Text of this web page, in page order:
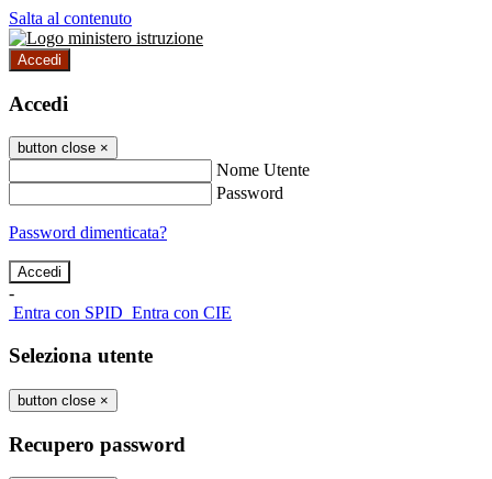
Salta al contenuto
Accedi
Accedi
button close ×
Nome Utente
Password
Password dimenticata?
-
Entra con SPID Entra con CIE
Seleziona utente
button close ×
Recupero password